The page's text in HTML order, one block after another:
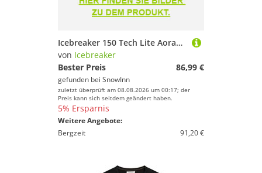
Icebreaker 150 Tech Lite Aorakiexplorer Long Sleeve T-shirt Grün 2XL Mann
von Icebreaker
Bester Preis
86,99 €
gefunden bei SnowInn
zuletzt überprüft am 08.08.2026 um 00:17; der
Preis kann sich seitdem geändert haben.
5% Ersparnis
Weitere Angebote:
Bergzeit
91,20 €